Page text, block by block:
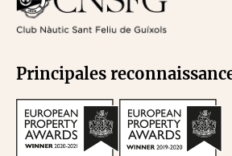
Principales